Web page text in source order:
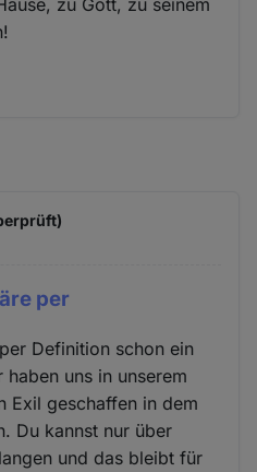
per
Definition schon ein
uns in unserem
Exil geschaffen in dem
Du kannst nur über
und das bleibt für